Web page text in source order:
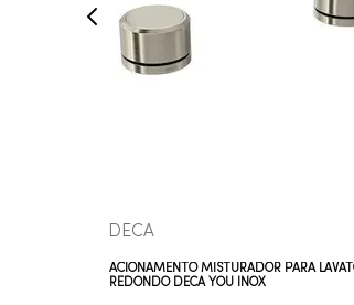
DECA
ACIONAMENTO MISTURADOR PARA
REDONDO DECA YOU INOX